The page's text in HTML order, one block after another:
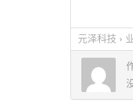
元泽科技 ›